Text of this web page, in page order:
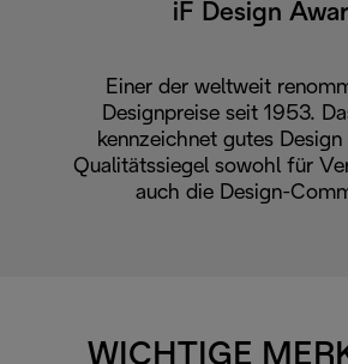
iF Design
Einer der weltweit
Designpreise seit 1953.
kennzeichnet gutes Design
Qualitätssiegel sowohl für
auch die Design-
WICHTIGE